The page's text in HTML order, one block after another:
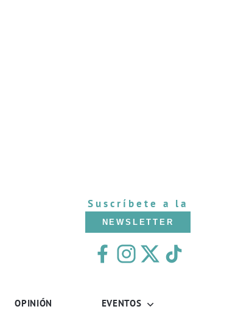
Suscríbete a la
NEWSLETTER
OPINIÓN EVENTOS